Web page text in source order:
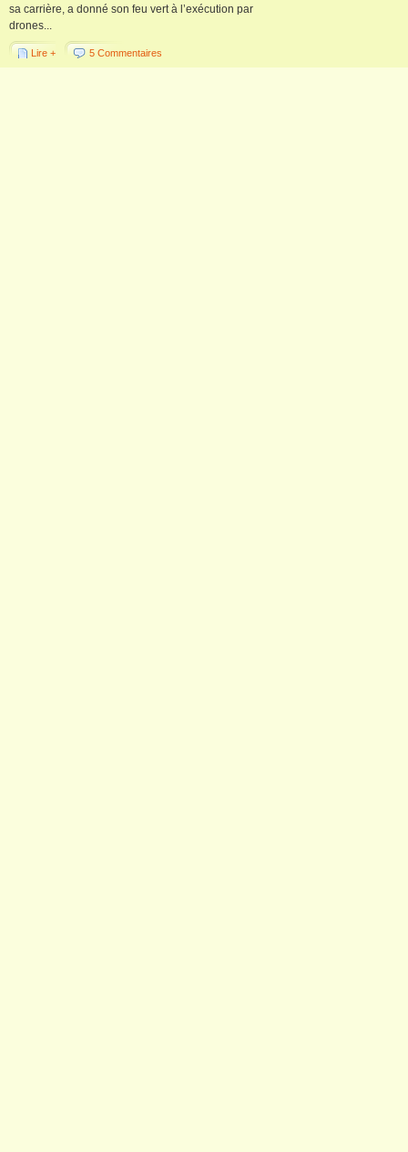
sa carrière, a donné son feu vert à l’exécution par
drones...
Lire + 5 Commentaires